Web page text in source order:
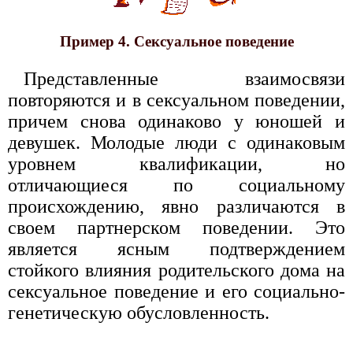
Пример 4. Сексуальное поведение
Представленные взаимосвязи
повторяются и в сексуальном поведении,
причем снова одинаково у юношей и
девушек. Молодые люди с одинаковым
уровнем квалификации, но
отличающиеся по социальному
происхождению, явно различаются в
своем партнерском поведении. Это
является ясным подтверждением
стойкого влияния родительского дома на
сексуальное поведение и его социально-
генетическую обусловленность.